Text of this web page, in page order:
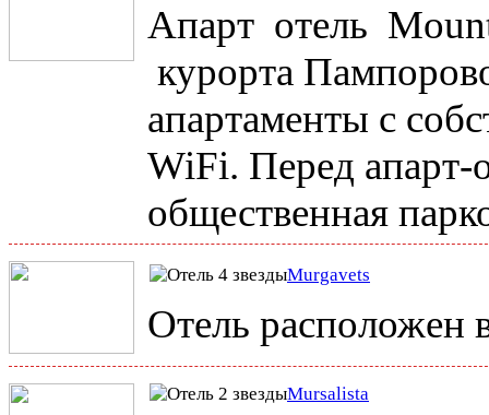
Апарт отель
курорта
апартаменты с
WiFi. Перед апарт-
общественная
Murgavets
Отель расположен
Mursalista